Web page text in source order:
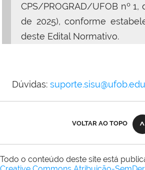
CPS/PROGRAD/UFOB nº
de 2025), conforme
deste Edital Normativo.
Dúvidas:
VOLTAR AO TOPO
Todo o conteúdo deste site está